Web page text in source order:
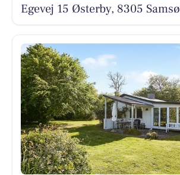
Egevej 15 Østerby, 8305 Samsø